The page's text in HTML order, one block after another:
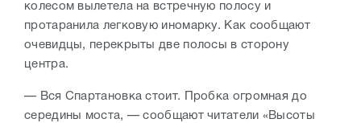
колесом вылетела на встречную полосу и
протаранила легковую иномарку. Как сообщают
очевидцы, перекрыты две полосы в сторону
центра.
— Вся Спартановка стоит. Пробка огромная до
середины моста, — сообщают читатели «Высоты